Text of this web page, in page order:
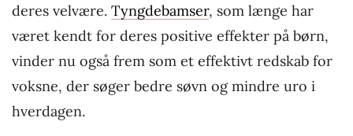
deres velvære. Tyngdebamser, som længe har
været kendt for deres positive effekter på børn,
vinder nu også frem som et effektivt redskab for
voksne, der søger bedre søvn og mindre uro i
hverdagen.